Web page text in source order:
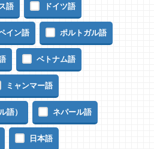
語 ドイツ語
イン語 ポルトガル語
ベトナム語
ミャンマー語
語） ネパール語
日本語